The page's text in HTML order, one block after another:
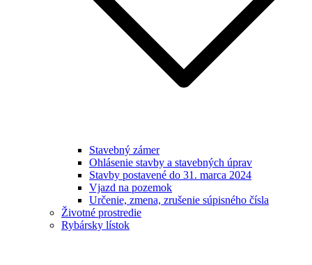
Stavebný zámer
Ohlásenie stavby a stavebných úprav
Stavby postavené do 31. marca 2024
Vjazd na pozemok
Určenie, zmena, zrušenie súpisného čísla
Životné prostredie
Rybársky lístok